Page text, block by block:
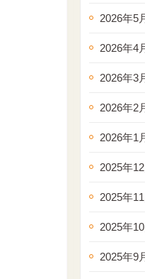
2026年5
2026年4
2026年3
2026年2
2026年1
2025年12
2025年11
2025年10
2025年9